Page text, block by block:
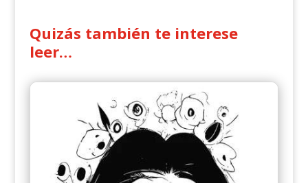
Quizás también te interese
leer…